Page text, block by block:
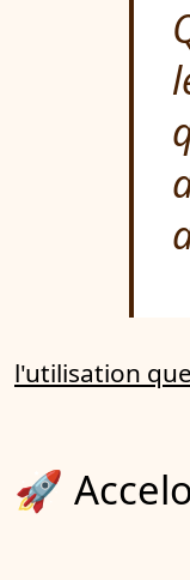
l'utilisation
🚀